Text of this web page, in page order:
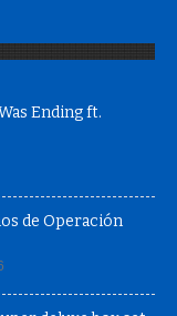
Ending ft.
de Operación